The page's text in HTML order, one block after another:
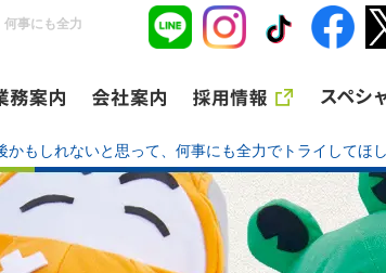
事にも全力
かもしれないと思って、何事にも全力でトライしてほし